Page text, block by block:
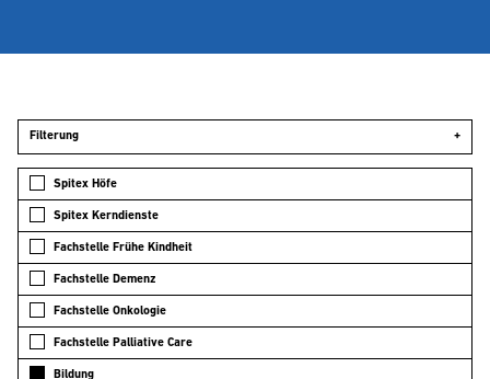
Filterung +
Spitex Höfe
Spitex Kerndienste
Fachstelle Frühe Kindheit
Fachstelle Demenz
Fachstelle Onkologie
Fachstelle Palliative Care
Bildung